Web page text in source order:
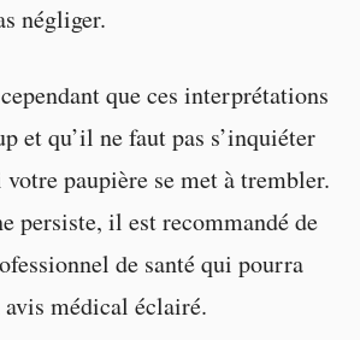
négliger.
que ces interprétations
et qu’il ne faut pas s’inquiéter
paupière se met à trembler.
persiste, il est recommandé de
de santé qui pourra
médical éclairé.